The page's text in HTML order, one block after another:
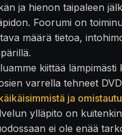
ja hienon taipaleen
Foorumi on
määrä tietoa,
kiittää
varrella tehneet
ja
ylläpito on
ei ole enää